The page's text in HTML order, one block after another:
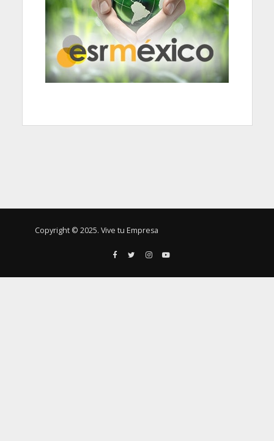
Copyright © 2025. Vive tu Empresa